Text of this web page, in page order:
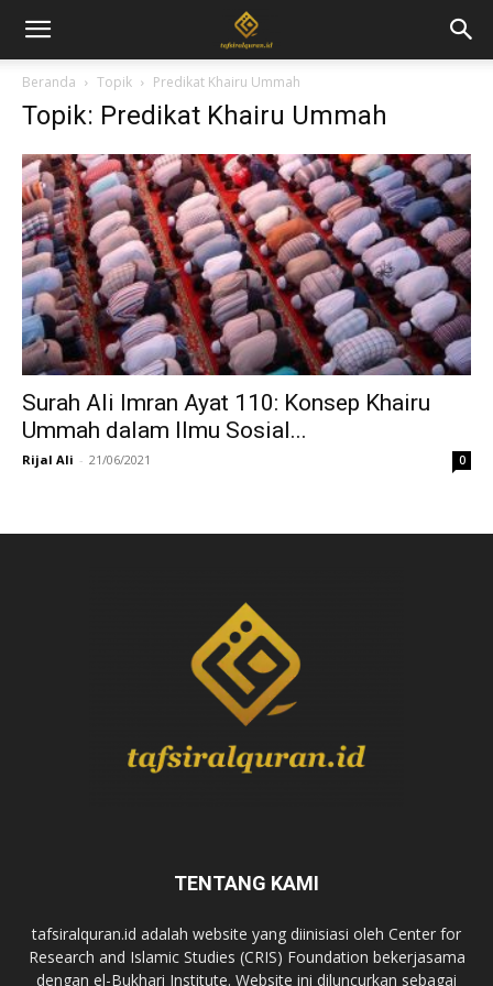
Beranda Topik Predikat Khairu Ummah
Topik: Predikat Khairu Ummah
Surah Ali Imran Ayat 110: Konsep Khairu
Ummah dalam Ilmu Sosial...
Rijal Ali - 21/06/2021 0
TENTANG KAMI
tafsiralquran.id adalah website yang diinisiasi oleh Center for
Research and Islamic Studies (CRIS) Foundation bekerjasama
dengan el-Bukhari Institute. Website ini diluncurkan sebagai